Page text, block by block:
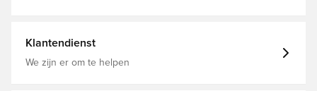
Klantendienst
We zijn er om te helpen